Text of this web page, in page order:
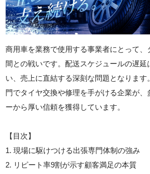
商用車を業務で使用する事業者にとって、
間との戦いです。配送スケジュールの遅延
い、売上に直結する深刻な問題となりま
門でタイヤ交換や修理を手がける企業が、
ーから厚い信頼を獲得しています。
【目次】
1. 現場に駆けつける出張専門体制の強み
2. リピート率9割が示す顧客満足の本質